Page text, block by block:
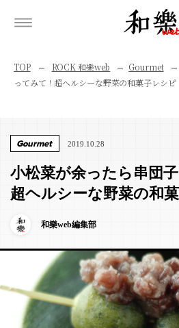
TOP ROCK 和樂web Gourmet
ってみて！超ヘルシーな野菜の和菓子レシピ
Gourmet 2019.10.28
小松菜が余ったら串団
超ヘルシーな野菜の和
和樂web編集部